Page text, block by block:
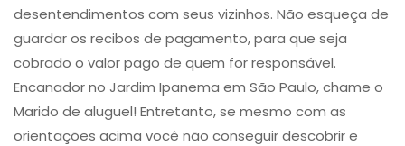
desentendimentos com seus vizinhos. Não esqueça de
guardar os recibos de pagamento, para que seja
cobrado o valor pago de quem for responsável.
Encanador no Jardim Ipanema em São Paulo, chame o
Marido de aluguel! Entretanto, se mesmo com as
orientações acima você não conseguir descobrir e